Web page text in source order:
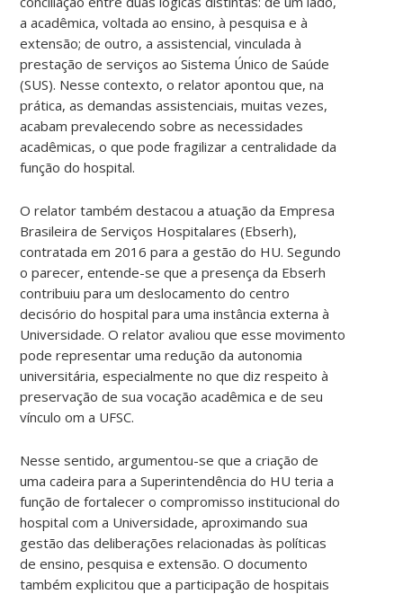
a acadêmica, voltada ao ensino, à pesquisa e à
extensão; de outro, a assistencial, vinculada à
prestação de serviços ao Sistema Único de Saúde
(SUS). Nesse contexto, o relator apontou que, na
prática, as demandas assistenciais, muitas vezes,
acabam prevalecendo sobre as necessidades
acadêmicas, o que pode fragilizar a centralidade da
função do hospital.
O relator também destacou a atuação da Empresa
Brasileira de Serviços Hospitalares (Ebserh),
contratada em 2016 para a gestão do HU. Segundo
o parecer, entende-se que a presença da Ebserh
contribuiu para um deslocamento do centro
decisório do hospital para uma instância externa à
Universidade. O relator avaliou que esse movimento
pode representar uma redução da autonomia
universitária, especialmente no que diz respeito à
preservação de sua vocação acadêmica e de seu
vínculo om a UFSC.
Nesse sentido, argumentou-se que a criação de
uma cadeira para a Superintendência do HU teria a
função de fortalecer o compromisso institucional do
hospital com a Universidade, aproximando sua
gestão das deliberações relacionadas às políticas
de ensino, pesquisa e extensão. O documento
também explicitou que a participação de hospitais